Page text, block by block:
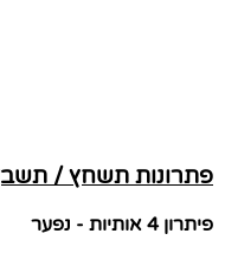
פתרונות תשחץ /
פיתרון 4 אותיות - נפער